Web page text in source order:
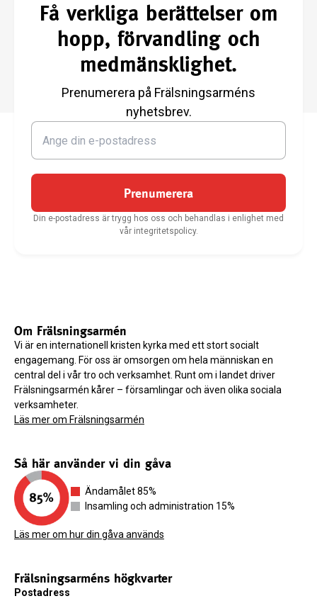
Få verkliga berättelser om
hopp, förvandling och
medmänsklighet.
Prenumerera på Frälsningsarméns
nyhetsbrev.
Prenumerera
Din e-postadress är trygg hos oss och behandlas i enlighet med
vår integritetspolicy.
Om Frälsningsarmén
Vi är en internationell kristen kyrka med ett stort socialt
engagemang. För oss är omsorgen om hela människan en
central del i vår tro och verksamhet. Runt om i landet driver
Frälsningsarmén kårer – församlingar och även olika sociala
verksamheter.
Läs mer om Frälsningsarmén
Så här använder vi din gåva
Ändamålet 85%
Insamling och administration 15%
Läs mer om hur din gåva används
Frälsningsarméns högkvarter
Postadress